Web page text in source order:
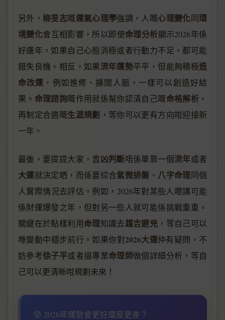
另外， 柳旻志嘅運氣心理學強調，人嘅心理變化同環
境變化會互相影響，所以即使命理分析顯示2026年係
好運年，如果自己心態消極或者行動力不足，都可能
錯失良機。相反，如果流年運勢平平，但能夠積極造
命改運 ，例如進修、擴闊人脈，一樣可以創造好結
果。 命理諮詢嘅作用就係幫你認清自己嘅命格解析 ，
再制定合適嘅生涯規劃 ，等你可以更有方向咁迎接新
一年。
最後，要提提大家， 吉凶判斷唔係單靠一個流年或者
大運就決定晒，而係要綜合紫微排盤 、 八字命理同個
人實際情況去評估。例如，2026年對某些人嚟講可能
係財運爆發之年，但對另一些人就可能係挑戰重重。
關鍵在於點樣利用命理知識去趨吉避兇 ，等自己可以
喺變動中穩步前行。如果你對2026大運仲有疑問，不
妨參考徐子平或者搵專業命理師做個詳細分析，等自
己可以更清晰咁規劃未來！
😰 2026年運勢會更好還是更差？